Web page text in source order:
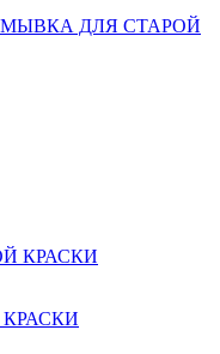
ДЛЯ СТАРОЙ